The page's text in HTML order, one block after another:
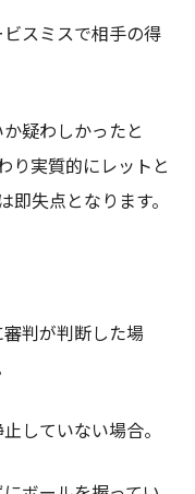
スミスで相手の得
疑わしかったと
り実質的にレットと
失点となります。
判が判断した場
していない場合。